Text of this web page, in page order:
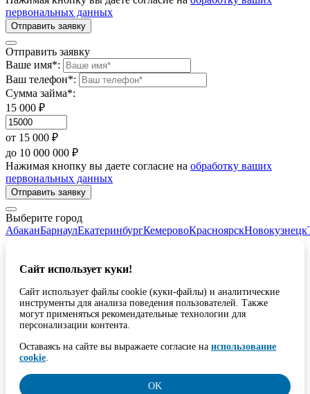
первональных данных
Отправить заявку
Отправить заявку
Ваше имя*:
Ваш телефон*:
Сумма займа*:
15 000 ₽
от 15 000 ₽
до 10 000 000 ₽
Нажимая кнопку вы даете согласие на обработку ваших
первональных данных
Отправить заявку
Выберите город
АбаканБарнаулЕкатеринбургКемеровоКрасноярскНовокузнецк
Сайт использует куки!
Сайт использует файлы cookie (куки-файлы) и аналитические
инструменты для анализа поведения пользователей. Также
могут применяться рекомендательные технологии для
персонализации контента.
Оставаясь на сайте вы выражаете согласие на использование
cookie
OK